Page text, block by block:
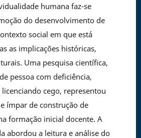
humana faz-se
do desenvolvimento de
social em que está
as implicações históricas,
Uma pesquisa científica,
pessoa com deficiência,
cego, representou
ímpar de construção de
formação inicial docente. A
abordou a leitura e análise do